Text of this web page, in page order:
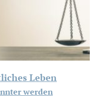
Leben
werden